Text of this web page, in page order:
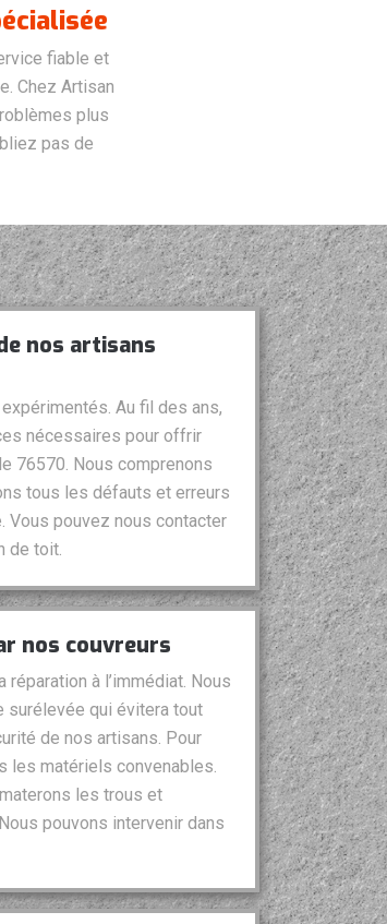
fiable et
Chez Artisan
plus
pas de
nos artisans
Au fil des ans,
nécessaires pour offrir
76570. Nous comprenons
tous les défauts et erreurs
pouvez nous contacter
de toit.
nos couvreurs
à l’immédiat. Nous
surélevée qui évitera tout
de nos artisans. Pour
les matériels convenables.
les trous et
pouvons intervenir dans